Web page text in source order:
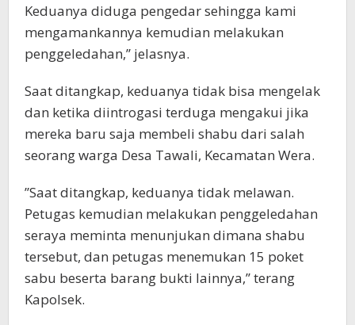
Keduanya diduga pengedar sehingga kami
mengamankannya kemudian melakukan
penggeledahan,’’ jelasnya.
Saat ditangkap, keduanya tidak bisa mengelak
dan ketika diintrogasi terduga mengakui jika
mereka baru saja membeli shabu dari salah
seorang warga Desa Tawali, Kecamatan Wera.
’’Saat ditangkap, keduanya tidak melawan.
Petugas kemudian melakukan penggeledahan
seraya meminta menunjukan dimana shabu
tersebut, dan petugas menemukan 15 poket
sabu beserta barang bukti lainnya,’’ terang
Kapolsek.